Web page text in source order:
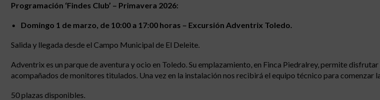
Programación ‘Findes Club’ – Primavera 2026:
Domingo 1 de marzo, de 10:00 a 17:00 horas – Excursión Adventrix Toledo.
Salida y llegada desde el Campo Municipal de El Deleite.
Adventrix es un parque de aventura y ocio en Toledo. Su emplazamiento, en Finca Piedralrey, permite
acompañados de monitores titulados. Una vez en la instalación nos recibirá el equipo técnico para comenzar
50 plazas disponibles.